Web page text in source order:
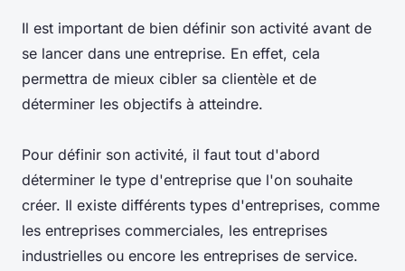
Il est important de bien définir son activité avant de
se lancer dans une entreprise. En effet, cela
permettra de mieux cibler sa clientèle et de
déterminer les objectifs à atteindre.
Pour définir son activité, il faut tout d'abord
déterminer le type d'entreprise que l'on souhaite
créer. Il existe différents types d'entreprises, comme
les entreprises commerciales, les entreprises
industrielles ou encore les entreprises de service.